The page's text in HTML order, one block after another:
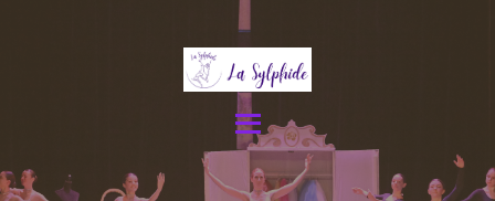
Disciplines
Galerie